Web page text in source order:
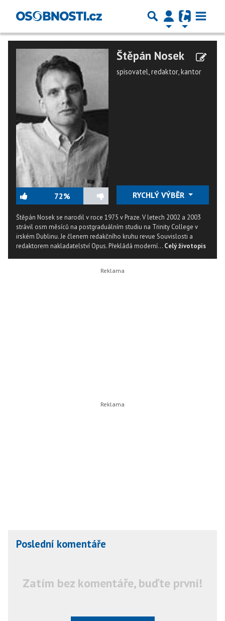
72%
Štěpán Nosek
spisovatel, redaktor, kantor
RYCHLÝ VÝBĚR
Štěpán Nosek se narodil v roce 1975 v Praze. V letech 2002 a 2003
strávil osm měsíců na postgraduálním studiu na Trinity College v
irském Dublinu. Je členem redakčního kruhu revue Souvislosti a
redaktorem nakladatelství Opus. Překládá moderní... Celý životopis
Poslední komentáře
Zatím bez komentáře, buďte první!